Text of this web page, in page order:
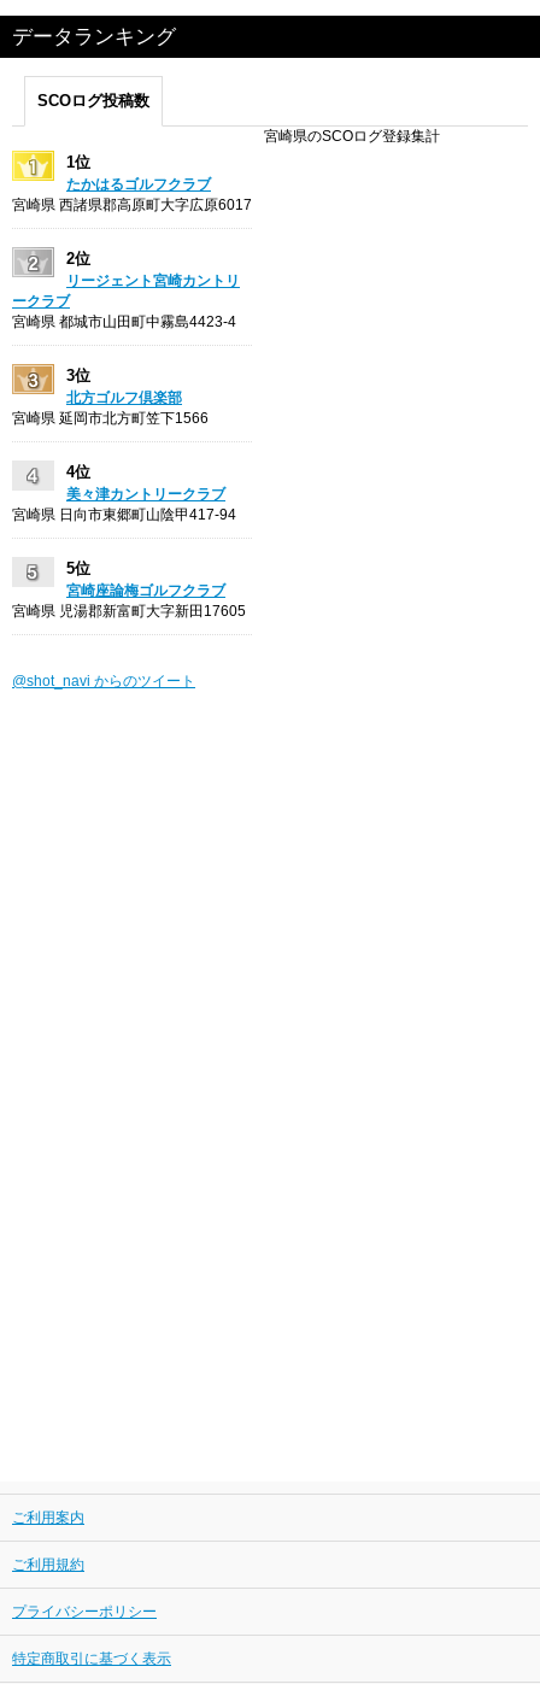
データランキング
SCOログ投稿数
宮崎県のSCOログ登録集計
1位
たかはるゴルフクラブ
宮崎県 西諸県郡高原町大字広原6017
2位
リージェント宮崎カントリ
ークラブ
宮崎県 都城市山田町中霧島4423-4
3位
北方ゴルフ倶楽部
宮崎県 延岡市北方町笠下1566
4位
美々津カントリークラブ
宮崎県 日向市東郷町山陰甲417-94
5位
宮崎座論梅ゴルフクラブ
宮崎県 児湯郡新富町大字新田17605
@shot_navi からのツイート
ご利用案内
ご利用規約
プライバシーポリシー
特定商取引に基づく表示